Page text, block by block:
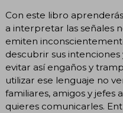
Con este libro
a interpretar las señales
emiten
descubrir sus
evitar así engaños y
utilizar ese lenguaje no
familiares, amigos y
quieres comunicarles.